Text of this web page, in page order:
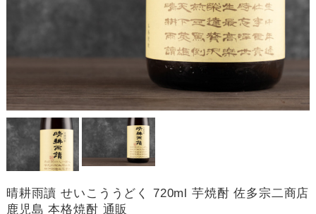
晴耕雨讀 せいこううどく 720ml 芋焼酎 佐多宗二商店
鹿児島 本格焼酎 通販